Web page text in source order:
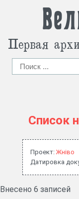
Первая
Список
Проект: Жнiво
Датировка
Внесено 6 записей